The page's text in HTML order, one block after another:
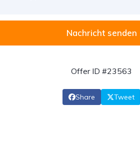
Nachricht senden
Offer ID #23563
Share Tweet